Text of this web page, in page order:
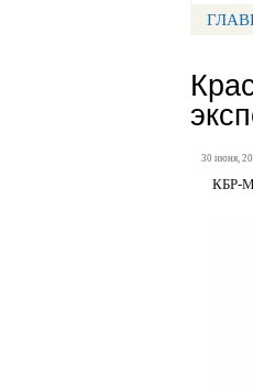
30 июня,
КБР-